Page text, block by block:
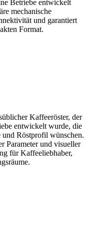
Betriebe entwickelt
mechanische
und garantiert
Format.
Kaffeeröster, der
entwickelt wurde, die
Röstprofil wünschen.
Parameter und visueller
für Kaffeeliebhaber,